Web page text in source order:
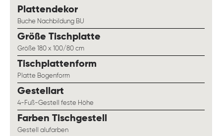
Plattendekorauswählen
Buche Nachbildung BU
Größe Tischplatte
Größe 180 x 100/80 cm
Tischplattenform
Platte Bogenform
Gestellart
4-Fuß-Gestell feste Höhe
Farben Tischgestell
Gestell alufarben